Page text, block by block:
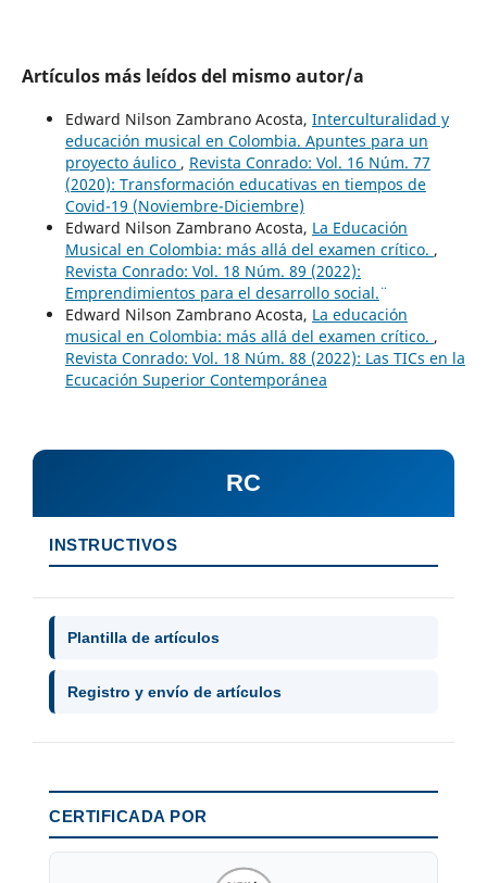
Artículos más leídos del mismo autor/a
Edward Nilson Zambrano Acosta, Interculturalidad y
educación musical en Colombia. Apuntes para un
proyecto áulico , Revista Conrado: Vol. 16 Núm. 77
(2020): Transformación educativas en tiempos de
Covid-19 (Noviembre-Diciembre)
Edward Nilson Zambrano Acosta, La Educación
Musical en Colombia: más allá del examen crítico. ,
Revista Conrado: Vol. 18 Núm. 89 (2022):
¨Emprendimientos para el desarrollo social.¨
Edward Nilson Zambrano Acosta, La educación
musical en Colombia: más allá del examen crítico. ,
Revista Conrado: Vol. 18 Núm. 88 (2022): Las TICs en la
Ecucación Superior Contemporánea
RC
INSTRUCTIVOS
Plantilla de artículos
Registro y envío de artículos
CERTIFICADA POR